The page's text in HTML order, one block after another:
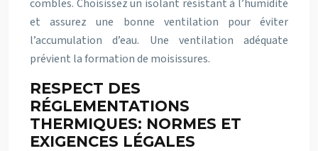
combles. Choisissez un isolant résistant à l’humidité
et assurez une bonne ventilation pour éviter
l’accumulation d’eau. Une ventilation adéquate
prévient la formation de moisissures.
RESPECT DES
RÉGLEMENTATIONS
THERMIQUES: NORMES ET
EXIGENCES LÉGALES